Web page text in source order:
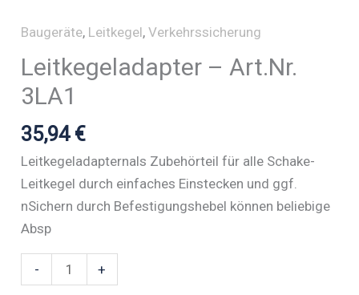
Baugeräte, Leitkegel,Verkehrssicherung
Leitkegeladapter – Art.Nr.
3LA1
35,94 €
Leitkegeladapternals Zubehörteil für alle Schake-
Leitkegel durch einfaches Einstecken und ggf.
nSichern durch Befestigungshebel können beliebige
Absp
-
Leitkegeladapter
-
+